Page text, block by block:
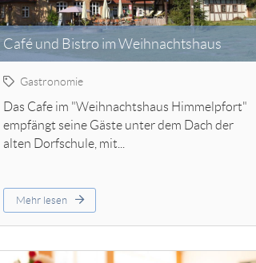
Café und Bistro im Weihnachtshaus
Gastronomie
Das Cafe im "Weihnachtshaus Himmelpfort"
empfängt seine Gäste unter dem Dach der
alten Dorfschule, mit...
Mehr lesen